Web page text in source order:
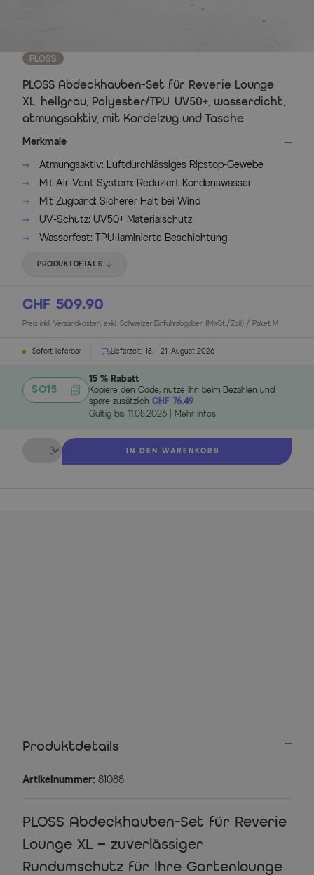
PLOSS
PLOSS Abdeckhauben-Set für Reverie Lounge
XL, hellgrau, Polyester/TPU, UV50+, wasserdicht,
atmungsaktiv, mit Kordelzug und Tasche
Merkmale
Atmungsaktiv: Luftdurchlässiges Ripstop-Gewebe
Mit Air-Vent System: Reduziert Kondenswasser
Mit Zugband: Sicherer Halt bei Wind
UV-Schutz: UV50+ Materialschutz
Wasserfest: TPU-laminierte Beschichtung
PRODUKTDETAILS
CHF 509.90
Preis inkl. Versandkosten, exkl. Schweizer Einfuhrabgaben (MwSt./Zoll) / Paket M
Sofort lieferbar Lieferzeit: 18. - 21. August 2026
SO15
15 % Rabatt
Kopiere den Code, nutze ihn beim Bezahlen und
spare zusätzlich CHF 76.49
Gültig bis 11.08.2026 Mehr Infos
Menge
IN DEN WARENKORB
Produktdetails
Artikelnummer: 81088
PLOSS Abdeckhauben-Set für Reverie
Lounge XL – zuverlässiger
Rundumschutz für Ihre Gartenlounge